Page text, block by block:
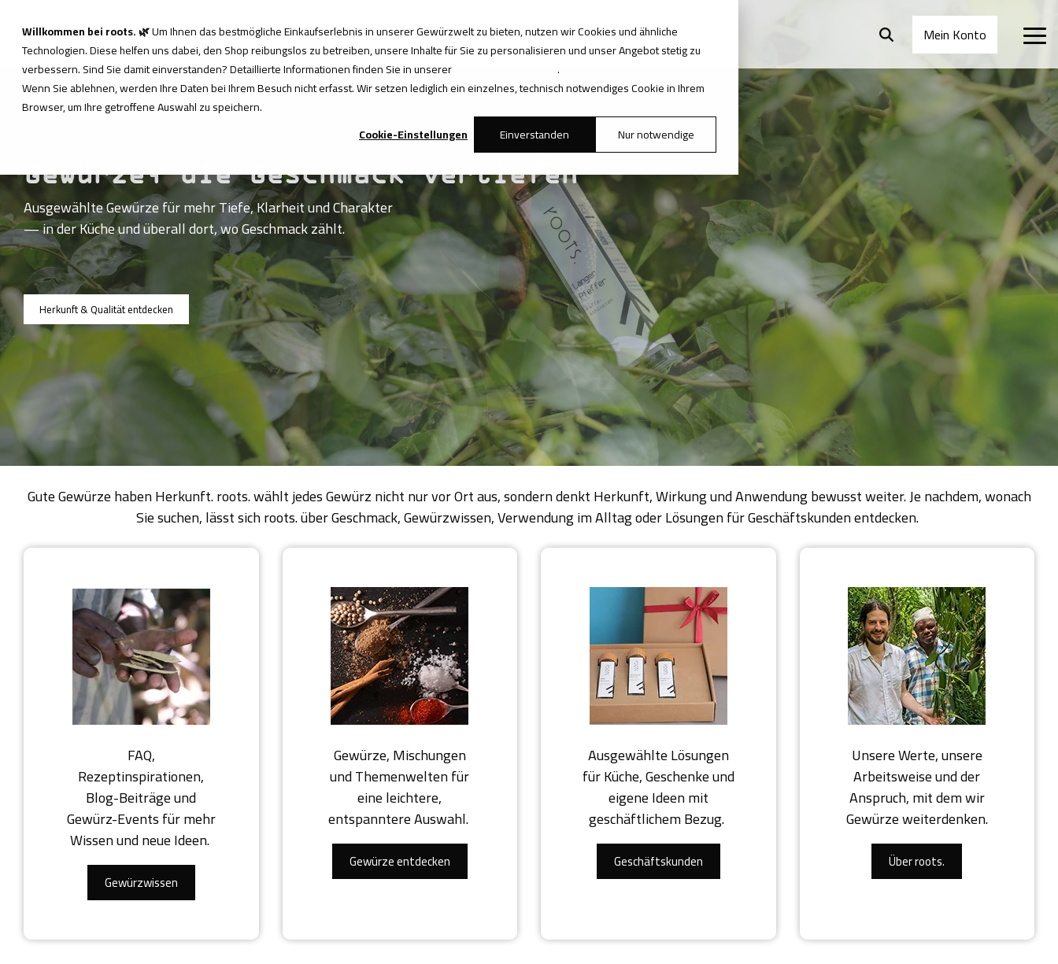
Willkommen bei roots. 🌿Um Ihnen das bestmögliche Einkaufserlebnis in unserer Gewürzwelt zu bieten, nutzen wir Cookies und ähnliche
Technologien. Diese helfen uns dabei, den Shop reibungslos zu betreiben, unsere Inhalte für Sie zu personalisieren und unser Angebot stetig zu
verbessern. Sind Sie damit einverstanden? Detaillierte Informationen finden Sie in unserer
.
Wenn Sie ablehnen, werden Ihre Daten bei Ihrem Besuch nicht erfasst. Wir setzen lediglich ein einzelnes, technisch notwendiges Cookie in Ihrem
Browser, um Ihre getroffene Auswahl zu speichern.
Cookie-Einstellungen
Einverstanden Nur notwendige
main
content.
Herkunft & Qualität Über roots. Gewürzwissen B2B Shop Mein Konto
Gewürze, die Geschmack vertiefen
Ausgewählte Gewürze für mehr Tiefe, Klarheit und Charakter
— in der Küche und überall dort, wo Geschmack zählt.
Herkunft & Qualität entdecken
Gute Gewürze haben Herkunft. roots. wählt jedes Gewürz nicht nur vor Ort aus, sondern denkt Herkunft, Wirkung und Anwendung bewusst weiter. Je nachdem, wonach
Sie suchen, lässt sich roots. über Geschmack, Gewürzwissen, Verwendung im Alltag oder Lösungen für Geschäftskunden entdecken.
FAQ,
Rezeptinspirationen,
Blog-Beiträge und
Gewürz-Events für mehr
Wissen und neue Ideen.
Gewürzwissen
Gewürze, Mischungen
und Themenwelten für
eine leichtere,
entspanntere Auswahl.
Gewürze entdecken
Ausgewählte Lösungen
für Küche, Geschenke und
eigene Ideen mit
geschäftlichem Bezug.
Geschäftskunden
Unsere Werte, unsere
Arbeitsweise und der
Anspruch, mit dem wir
Gewürze weiterdenken.
Über roots.